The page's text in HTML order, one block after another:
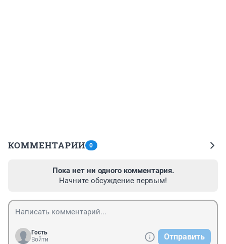
КОММЕНТАРИИ 0
Пока нет ни одного комментария.
Начните обсуждение первым!
Гость
Войти
Отправить